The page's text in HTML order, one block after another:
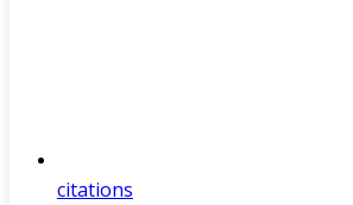
citations